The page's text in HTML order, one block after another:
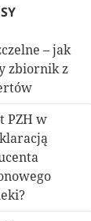
– jak
zbiornik z
PZH w